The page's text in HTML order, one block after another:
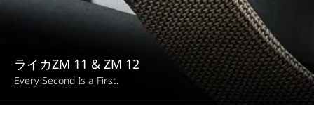
ライカZM 11 & ZM 12
Every Second Is a First.